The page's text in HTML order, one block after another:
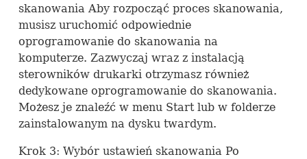
skanowania Aby rozpocząć proces skanowania,
musisz uruchomić odpowiednie
oprogramowanie do skanowania na
komputerze. Zazwyczaj wraz z instalacją
sterowników drukarki otrzymasz również
dedykowane oprogramowanie do skanowania.
Możesz je znaleźć w menu Start lub w folderze
zainstalowanym na dysku twardym.
Krok 3: Wybór ustawień skanowania Po